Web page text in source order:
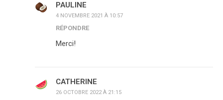
PAULINE
4 NOVEMBRE 2021 À 10:57
RÉPONDRE
Merci!
CATHERINE
26 OCTOBRE 2022 À 21:15